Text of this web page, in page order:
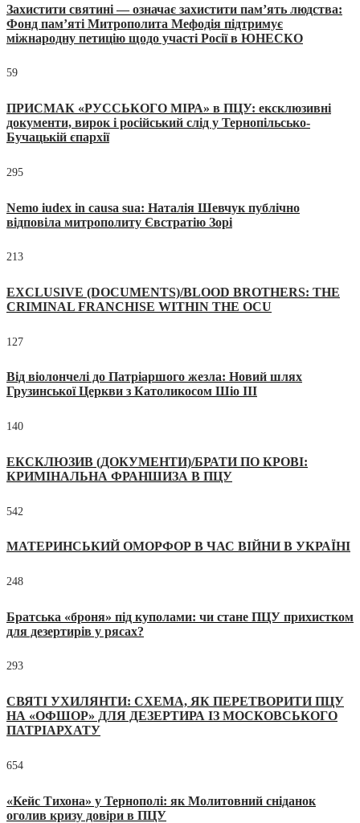
Захистити святині — означає захистити пам’ять людства:
Фонд пам’яті Митрополита Мефодія підтримує
міжнародну петицію щодо участі Росії в ЮНЕСКО
59
ПРИСМАК «РУССЬКОГО МІРА» в ПЦУ: ексклюзивні
документи, вирок і російський слід у Тернопільсько-
Бучацькій єпархії
295
Nemo iudex in causa sua: Наталія Шевчук публічно
відповіла митрополиту Євстратію Зорі
213
EXCLUSIVE (DOCUMENTS)/BLOOD BROTHERS: THE
CRIMINAL FRANCHISE WITHIN THE OCU
127
Від віолончелі до Патріаршого жезла: Новий шлях
Грузинської Церкви з Католикосом Шіо III
140
ЕКСКЛЮЗИВ (ДОКУМЕНТИ)/БРАТИ ПО КРОВІ:
КРИМІНАЛЬНА ФРАНШИЗА В ПЦУ
542
МАТЕРИНСЬКИЙ ОМОРФОР В ЧАС ВІЙНИ В УКРАЇНІ
248
Братська «броня» під куполами: чи стане ПЦУ прихистком
для дезертирів у рясах?
293
СВЯТІ УХИЛЯНТИ: СХЕМА, ЯК ПЕРЕТВОРИТИ ПЦУ
НА «ОФШОР» ДЛЯ ДЕЗЕРТИРА ІЗ МОСКОВСЬКОГО
ПАТРІАРХАТУ
654
«Кейс Тихона» у Тернополі: як Молитовний сніданок
оголив кризу довіри в ПЦУ